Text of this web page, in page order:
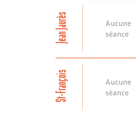
Jean Jaurès
St-François
Aucune
séance
Aucune
séance